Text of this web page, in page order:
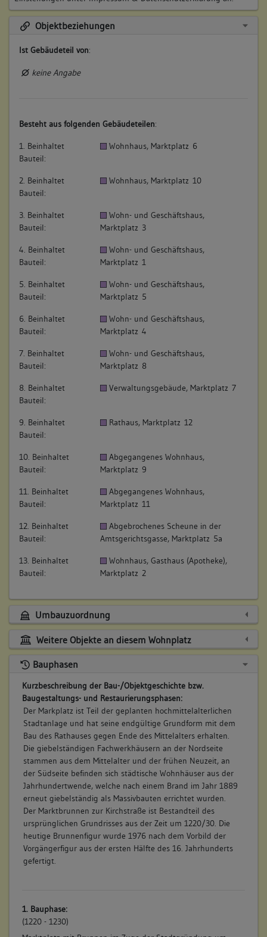
Objektbeziehungen
Ist Gebäudeteil von:
keine Angabe
Besteht aus folgenden Gebäudeteilen:
1. Beinhaltet
Bauteil:
Wohnhaus, Marktplatz 6
2. Beinhaltet
Bauteil:
Wohnhaus, Marktplatz 10
3. Beinhaltet
Bauteil:
Wohn- und Geschäftshaus,
Marktplatz 3
4. Beinhaltet
Bauteil:
Wohn- und Geschäftshaus,
Marktplatz 1
5. Beinhaltet
Bauteil:
Wohn- und Geschäftshaus,
Marktplatz 5
6. Beinhaltet
Bauteil:
Wohn- und Geschäftshaus,
Marktplatz 4
7. Beinhaltet
Bauteil:
Wohn- und Geschäftshaus,
Marktplatz 8
8. Beinhaltet
Bauteil:
Verwaltungsgebäude, Marktplatz 7
9. Beinhaltet
Bauteil:
Rathaus, Marktplatz 12
10. Beinhaltet
Bauteil:
Abgegangenes Wohnhaus,
Marktplatz 9
11. Beinhaltet
Bauteil:
Abgegangenes Wohnhaus,
Marktplatz 11
12. Beinhaltet
Bauteil:
Abgebrochenes Scheune in der
Amtsgerichtsgasse, Marktplatz 5a
13. Beinhaltet
Bauteil:
Wohnhaus, Gasthaus (Apotheke),
Marktplatz 2
Umbauzuordnung
Weitere Objekte an diesem Wohnplatz
Bauphasen
Kurzbeschreibung der Bau-/Objektgeschichte bzw.
Baugestaltungs- und Restaurierungsphasen:
Der Markplatz ist Teil der geplanten hochmittelalterlichen
Stadtanlage und hat seine endgültige Grundform mit dem
Bau des Rathauses gegen Ende des Mittelalters erhalten.
Die giebelständigen Fachwerkhäusern an der Nordseite
stammen aus dem Mittelalter und der frühen Neuzeit, an
der Südseite befinden sich städtische Wohnhäuser aus der
Jahrhundertwende, welche nach einem Brand im Jahr 1889
erneut giebelständig als Massivbauten errichtet wurden.
Der Marktbrunnen zur Kirchstraße ist Bestandteil des
ursprünglichen Grundrisses aus der Zeit um 1220/30. Die
heutige Brunnenfigur wurde 1976 nach dem Vorbild der
Vorgängerfigur aus der ersten Hälfte des 16. Jahrhunderts
gefertigt.
1. Bauphase:
(1220 - 1230)